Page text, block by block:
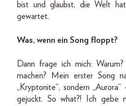
bist und glaubst, die Welt
gewartet.
Was, wenn ein Song floppt?
Dann frage ich mich:
machen? Mein erster Song
„Kryptonite“, sondern
gejuckt. So what?! Ich gebe